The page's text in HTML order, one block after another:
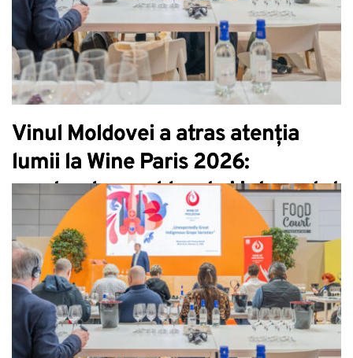
Vinul Moldovei a atras atenția
lumii la Wine Paris 2026:
masterclass sold-out și interes tot
mai mare pentru soiurile
autohtone